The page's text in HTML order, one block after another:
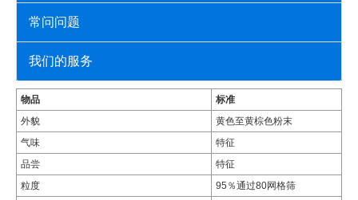
常问问题
我们的服务
物品
标准
外貌
黄色至黄棕色粉末
气味
特征
品尝
特征
粒度
95％通过80网格筛